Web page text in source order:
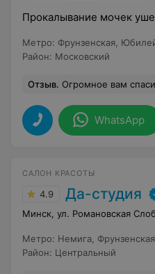
Прокалывание мочек
Метро: Фрунзенская
Район: Московский
Отзыв. Огромное вам
WhatsApp
САЛОН КРАСОТЫ
4.9 Да-студия
Минск, ул. Романовская
Метро: Немига Фрунзенская
Район: Центральный